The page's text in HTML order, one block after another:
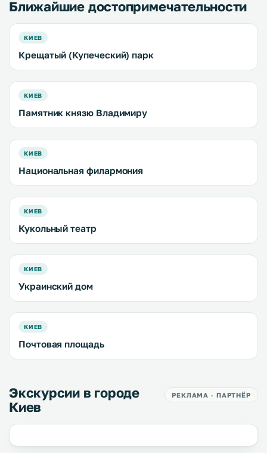
Ближайшие достопримечательности
КИЕВ
Крещатый (Купеческий) парк
КИЕВ
Памятник князю Владимиру
КИЕВ
Национальная филармония
КИЕВ
Кукольный театр
КИЕВ
Украинский дом
КИЕВ
Почтовая площадь
Экскурсии в городе
Киев
РЕКЛАМА · ПАРТНЁР